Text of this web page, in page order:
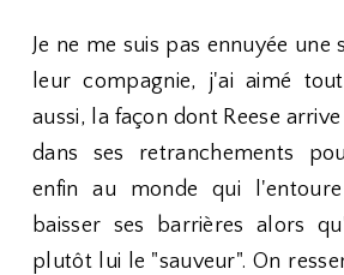
Je ne me suis pas ennuyée une
leur compagnie, j'ai aimé
aussi, la façon dont Reese
dans ses retranchements
enfin au monde qui
baisser ses barrières alors
plutôt lui le "sauveur". On